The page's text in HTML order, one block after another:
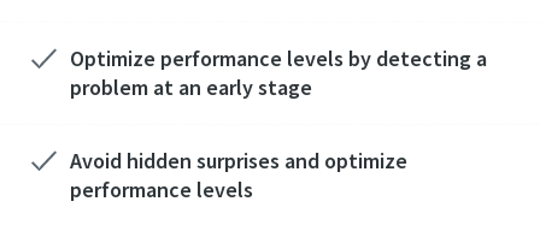
Optimize performance levels by detecting a
problem at an early stage
Avoid hidden surprises and optimize
performance levels